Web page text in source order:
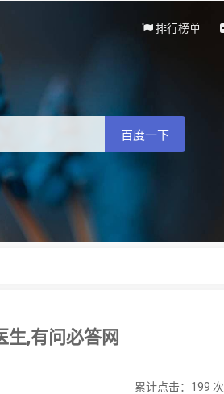
排行榜单
百度一下
生,有问必答网
累计点击：199 次